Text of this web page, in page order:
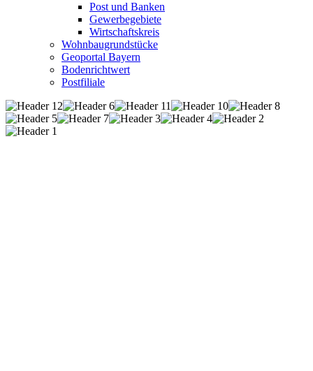
Post und Banken
Gewerbegebiete
Wirtschaftskreis
Wohnbaugrundstücke
Geoportal Bayern
Bodenrichtwert
Postfiliale